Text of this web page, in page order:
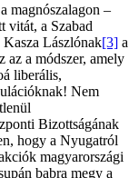
magnószalagon –
vitát, a Szabad
Lászlónak[3] a
az a módszer, amely
liberális,
Nem
Bizottságának
hogy a Nyugatról
magyarországi
babra megy a